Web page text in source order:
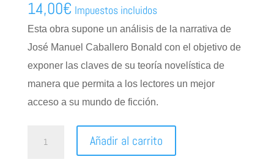
14,00€ Impuestos incluidos
Esta obra supone un análisis de la narrativa de
José Manuel Caballero Bonald con el objetivo de
exponer las claves de su teoría novelística de
manera que permita a los lectores un mejor
acceso a su mundo de ficción.
Añadir al carrito